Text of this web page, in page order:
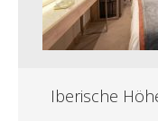
Iberische